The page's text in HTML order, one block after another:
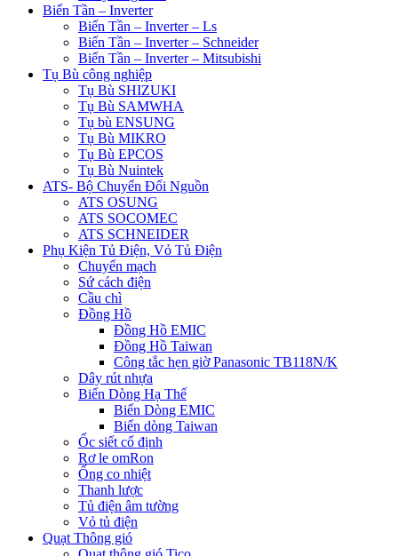
Biến Tần – Inverter
Biến Tần – Inverter – Ls
Biến Tần – Inverter – Schneider
Biến Tần – Inverter – Mitsubishi
Tụ Bù công nghiệp
Tụ Bù SHIZUKI
Tụ Bù SAMWHA
Tụ bù ENSUNG
Tụ Bù MIKRO
Tụ Bù EPCOS
Tụ Bù Nuintek
ATS- Bộ Chuyển Đổi Nguồn
ATS OSUNG
ATS SOCOMEC
ATS SCHNEIDER
Phụ Kiện Tủ Điện, Vỏ Tủ Điện
Chuyển mạch
Sứ cách điện
Cầu chì
Đồng Hồ
Đồng Hồ EMIC
Đồng Hồ Taiwan
Công tắc hẹn giờ Panasonic TB118N/K
Dây rút nhựa
Biến Dòng Hạ Thế
Biến Dòng EMIC
Biến dòng Taiwan
Ốc siết cố định
Rơ le omRon
Ống co nhiệt
Thanh lược
Tủ điện âm tường
Vỏ tủ điện
Quạt Thông gió